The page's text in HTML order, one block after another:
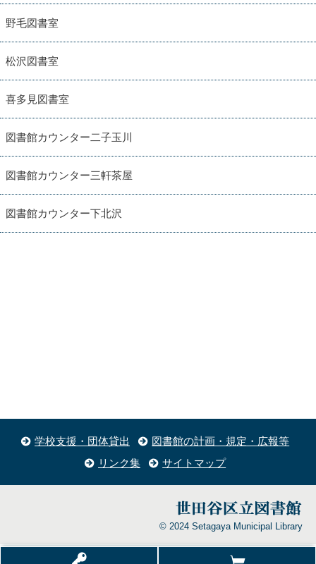
野毛図書室
松沢図書室
喜多見図書室
図書館カウンター二子玉川
図書館カウンター三軒茶屋
図書館カウンター下北沢
学校支援・団体貸出
図書館の計画・規定・広報等
リンク集
サイトマップ
© 2024 Setagaya Municipal Library